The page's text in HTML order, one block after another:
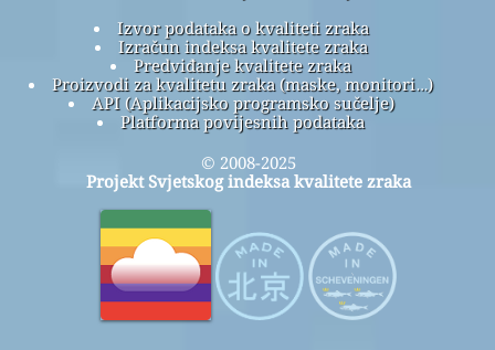
Izvor podataka o kvaliteti zraka
Izračun indeksa kvalitete zraka
Predviđanje kvalitete zraka
Proizvodi za kvalitetu zraka (maske, monitori…)
API (Aplikacijsko programsko sučelje)
Platforma povijesnih podataka
© 2008-2025
Projekt Svjetskog indeksa kvalitete zraka